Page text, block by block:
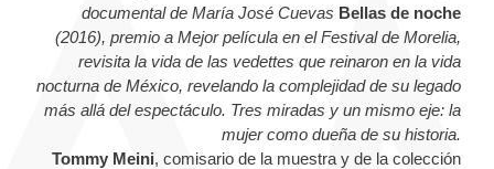
documental de María José Cuevas Bellas de noche
(2016), premio a Mejor película en el Festival de Morelia,
revisita la vida de las vedettes que reinaron en la vida
nocturna de México, revelando la complejidad de su legado
más allá del espectáculo. Tres miradas y un mismo eje: la
mujer como dueña de su historia.
Tommy Meini, comisario de la muestra y de la colección